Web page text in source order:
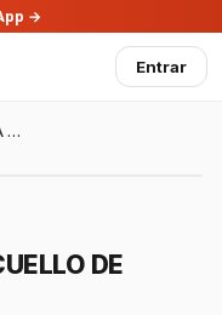
→
Entrar
TRAMONTINA TETERA CUELLO DE CISNE
DE